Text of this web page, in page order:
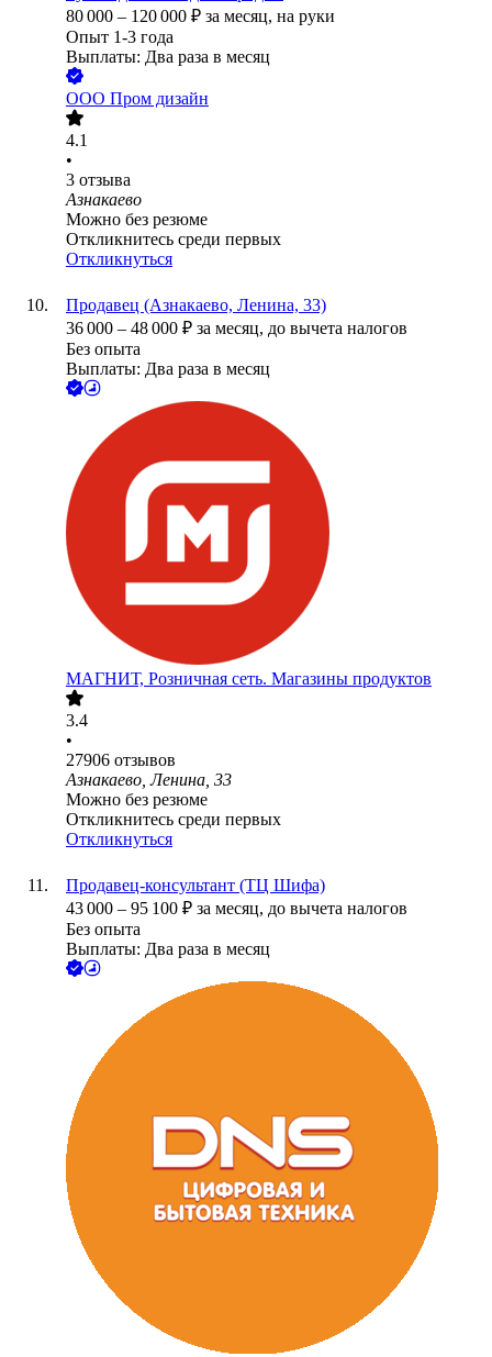
80 000 – 120 000 ₽ за месяц, на руки
Опыт 1-3 года
Выплаты: Два раза в месяц
ООО Пром дизайн
4.1
•
3 отзыва
Азнакаево
Можно без резюме
Откликнитесь среди первых
Откликнуться
Продавец (Азнакаево, Ленина, 33)
36 000 – 48 000 ₽ за месяц, до вычета налогов
Без опыта
Выплаты: Два раза в месяц
МАГНИТ, Розничная сеть. Магазины продуктов
3.4
•
27906 отзывов
Азнакаево, Ленина, 33
Можно без резюме
Откликнитесь среди первых
Откликнуться
Продавец-консультант (ТЦ Шифа)
43 000 – 95 100 ₽ за месяц, до вычета налогов
Без опыта
Выплаты: Два раза в месяц